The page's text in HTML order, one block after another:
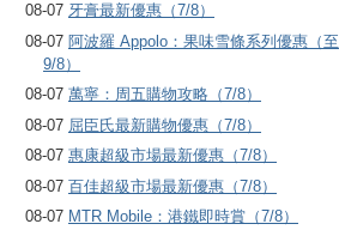
08-07 牙膏最新優惠（7/8）
08-07 阿波羅 Appolo：果味雪條系列優惠（至
9/8）
08-07 萬寧：周五購物攻略（7/8）
08-07 屈臣氏最新購物優惠（7/8）
08-07 惠康超級市場最新優惠（7/8）
08-07 百佳超級市場最新優惠（7/8）
08-07 MTR Mobile：港鐵即時賞（7/8）